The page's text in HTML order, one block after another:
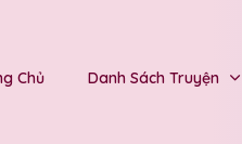
Chủ Danh Sách Truyện